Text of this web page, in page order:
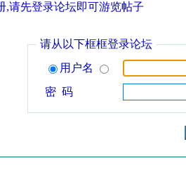
,请先登录论坛即可游览帖子
请从以下框框登录论坛
用户名
密 码